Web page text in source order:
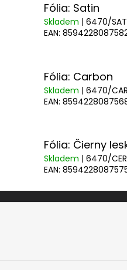
Fólia: Satin
Skladem | 6470/SAT
EAN:
Fólia: Carbon
Skladem | 6470/CAR
EAN:
Fólia: Čierny
Skladem | 6470/CER
EAN: